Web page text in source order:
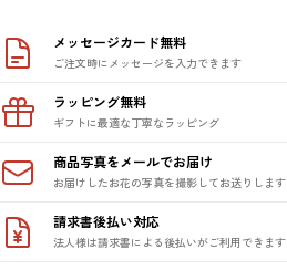
メッセージカード無料
ご注文時にメッセージを入力できます
ラッピング無料
ギフトに最適な丁寧なラッピング
商品写真をメールでお届け
お届けしたお花の写真を撮影してお送りします
請求書後払い対応
法人様は請求書による後払いがご利用できます